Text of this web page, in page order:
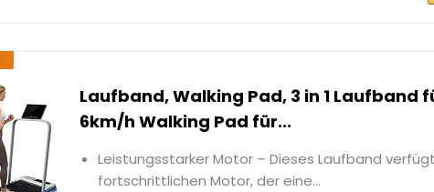
Laufband, Walking Pad, 3 in 1 Laufband
6km/h Walking Pad für...
Leistungsstarker Motor – Dieses Laufband
fortschrittlichen Motor, der eine...